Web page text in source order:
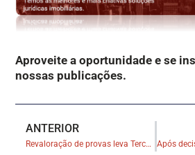
Aproveite a oportunidade e se
nossas publicações.
ANTERIOR
Revaloração de provas leva Terceira Turma a reconhecer simulação na venda de casa por empresário